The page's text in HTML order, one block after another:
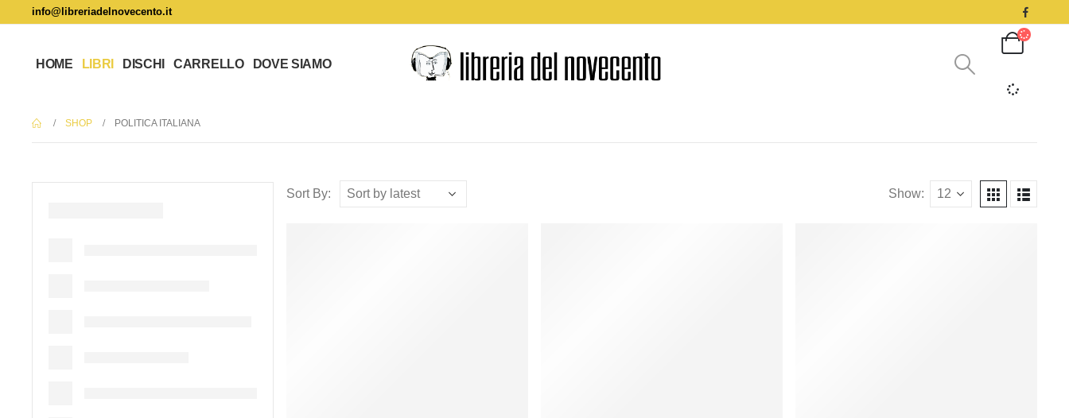
info@libreriadelnovecento.it
HOME LIBRI DISCHI CARRELLO DOVE SIAMO
SHOP POLITICA ITALIANA
Sort By: Show: